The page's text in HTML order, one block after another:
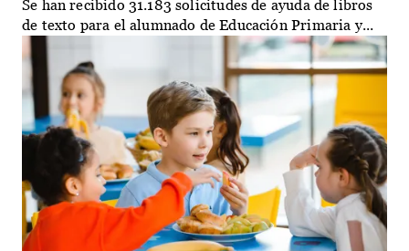
Se han recibido 31.183 solicitudes de ayuda de libros
de texto para el alumnado de Educación Primaria y...